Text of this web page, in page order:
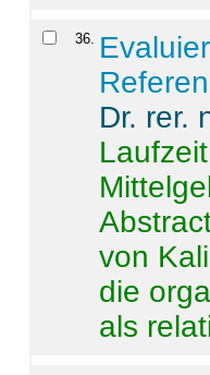
36.
Dr. rer.
von
die
als